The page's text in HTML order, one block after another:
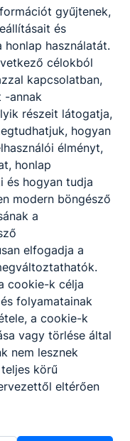
gyűjtenek,
és
használatát.
célokból
kapcsolatban,
-annak
részeit látogatja,
hogyan
élményt,
honlap
és hogyan tudja
modern böngésző
a
elfogadja a
cookie-k célja
folyamatainak
a cookie-k
vagy törlése által
nem lesznek
körű
eltérően